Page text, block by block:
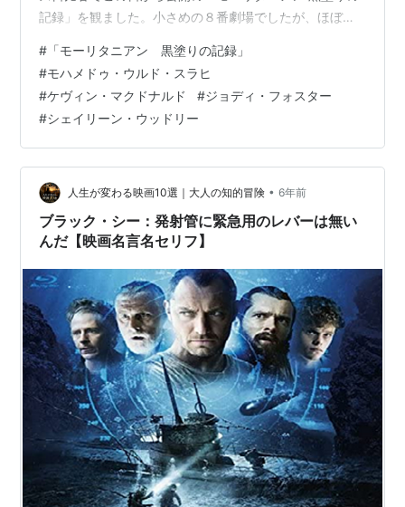
記録」を観ました。小さめの８番劇場でしたが、ほぼ満
なかった事実の波状攻撃に圧倒され、いろんなことを考
えさせられました。 ヤフー映画の「解説」には、こう書
かれています。「モハメドゥ・ウルド・スラヒの著書を
原作に描く社会派ドラマ。弁護士たちが、アメリカ軍の
グアンタナモ基地で何年も投獄生活を送るモーリタニア
人青年の弁護を引き受ける。『ブラック・シー』な…
# 「モーリタニアン 黒塗りの記録」
#モハメドゥ・ウルド・スラヒ
#ケヴィン・マクドナルド #ジョディ・フォスター
#シェイリーン・ウッドリー
人生が変わる映画10選｜大人の知的冒険 • 6年前
ブラック・シー：発射管に緊急用のレバーは無い
んだ【映画名言名セリフ】